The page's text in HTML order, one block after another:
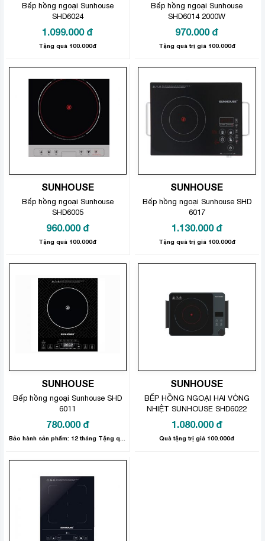
Bếp hồng ngoại Sunhouse
SHD6024
1.099.000 đ
Tặng quà 100.000đ
Bếp hồng ngoại Sunhouse
SHD6014 2000W
970.000 đ
Tặng quà trị giá 100.000đ
SUNHOUSE
Bếp hồng ngoại Sunhouse
SHD6005
960.000 đ
Tặng quà 100.000đ
SUNHOUSE
Bếp hồng ngoại Sunhouse SHD
6017
1.130.000 đ
Tặng quà trị giá 100.000đ
SUNHOUSE
Bếp hồng ngoại Sunhouse SHD
6011
780.000 đ
SUNHOUSE
BẾP HỒNG NGOẠI HAI VÒNG
NHIỆT SUNHOUSE SHD6022
1.080.000 đ
Quà tặng trị giá 100.000đ